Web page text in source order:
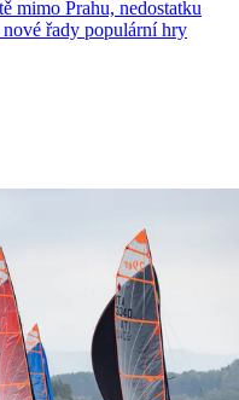
mimo Prahu, nedostatku
řady populární hry